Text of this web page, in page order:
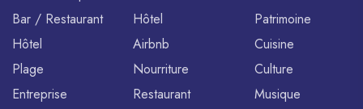
Bar / Restaurant
Hôtel
Plage
Entreprise
Hôtel
Airbnb
Nourriture
Restaurant
Patrimoine
Cuisine
Culture
Musique